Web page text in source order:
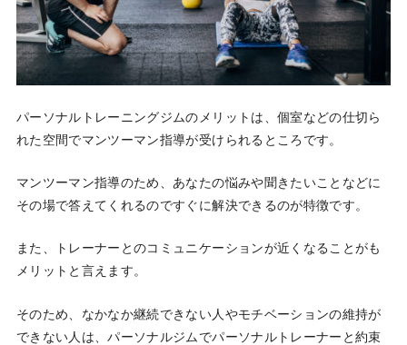
パーソナルトレーニングジムのメリットは、個室などの仕切ら
れた空間でマンツーマン指導が受けられるところです。
マンツーマン指導のため、あなたの悩みや聞きたいことなどに
その場で答えてくれるのですぐに解決できるのが特徴です。
また、トレーナーとのコミュニケーションが近くなることがも
メリットと言えます。
そのため、なかなか継続できない人やモチベーションの維持が
できない人は、パーソナルジムでパーソナルトレーナーと約束